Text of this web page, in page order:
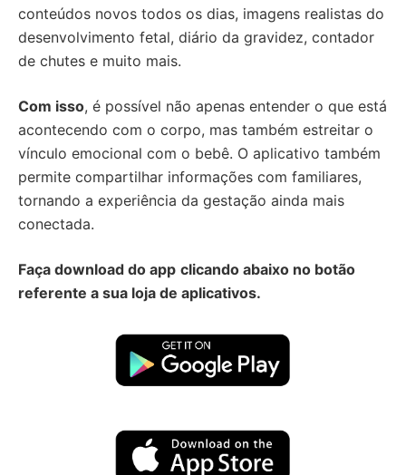
conteúdos novos todos os dias, imagens realistas do
desenvolvimento fetal, diário da gravidez, contador
de chutes e muito mais.
Com isso, é possível não apenas entender o que está
acontecendo com o corpo, mas também estreitar o
vínculo emocional com o bebê. O aplicativo também
permite compartilhar informações com familiares,
tornando a experiência da gestação ainda mais
conectada.
Faça download do app clicando abaixo no botão
referente a sua loja de aplicativos.